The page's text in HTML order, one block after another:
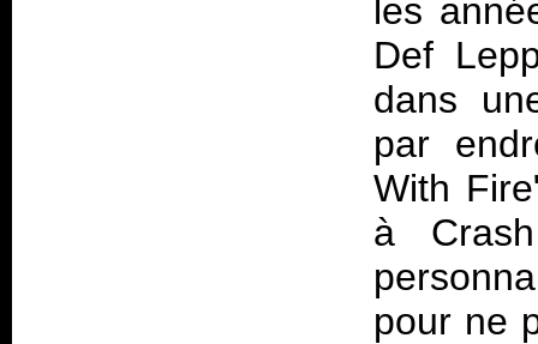
les
Def
dans
par
With
à
pour ne